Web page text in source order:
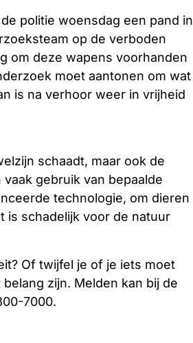
politie woensdag een pand in
op de verboden
om deze wapens voorhanden
moet aantonen om wat
is na verhoor weer in vrijheid
schaadt, maar ook de
gebruik van bepaalde
technologie, om dieren
is schadelijk voor de natuur
Of twijfel je of je iets moet
zijn. Melden kan bij de
7000.